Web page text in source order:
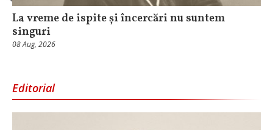
La vreme de ispite și încercări nu suntem
singuri
08 Aug, 2026
Editorial